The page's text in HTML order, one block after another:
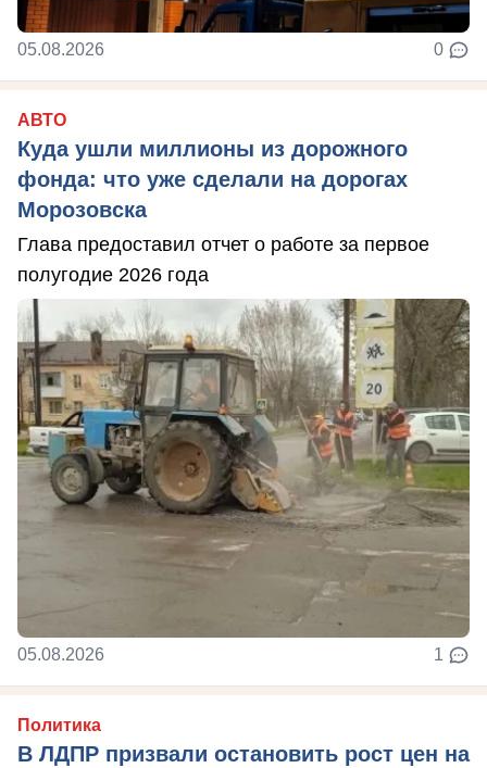
05.08.2026 0
АВТО
Куда ушли миллионы из дорожного
фонда: что уже сделали на дорогах
Морозовска
Глава предоставил отчет о работе за первое
полугодие 2026 года
05.08.2026 1
Политика
В ЛДПР призвали остановить рост цен на